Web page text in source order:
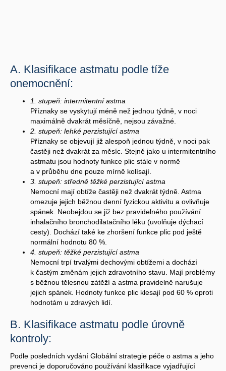
A. Klasifikace astmatu podle tíže
onemocnění:
1. stupeň: intermitentní astma
Příznaky se vyskytují méně než jednou týdně, v noci
maximálně dvakrát měsíčně, nejsou závažné.
2. stupeň: lehké perzistující astma
Příznaky se objevují již alespoň jednou týdně, v noci pak
častěji než dvakrát za měsíc. Stejně jako u intermitentního
astmatu jsou hodnoty funkce plic stále v normě
a v průběhu dne pouze mírně kolísají.
3. stupeň: středně těžké perzistující astma
Nemocní mají obtíže častěji než dvakrát týdně. Astma
omezuje jejich běžnou denní fyzickou aktivitu a ovlivňuje
spánek. Neobejdou se již bez pravidelného používání
inhalačního bronchodilatačního léku (uvolňuje dýchací
cesty). Dochází také ke zhoršení funkce plic pod ještě
normální hodnotu 80 %.
4. stupeň: těžké perzistující astma
Nemocní trpí trvalými dechovými obtížemi a dochází
k častým změnám jejich zdravotního stavu. Mají problémy
s běžnou tělesnou zátěží a astma pravidelně narušuje
jejich spánek. Hodnoty funkce plic klesají pod 60 % oproti
hodnotám u zdravých lidí.
B. Klasifikace astmatu podle úrovně
kontroly:
Podle posledních vydání Globální strategie péče o astma a jeho
prevenci je doporučováno používání klasifikace vyjadřující